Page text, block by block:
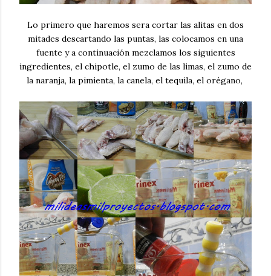
Lo primero que haremos sera cortar las alitas en dos
mitades descartando las puntas, las colocamos en una
fuente y a continuación mezclamos los siguientes
ingredientes, el chipotle, el zumo de las limas, el zumo de
la naranja, la pimienta, la canela, el tequila, el orégano,